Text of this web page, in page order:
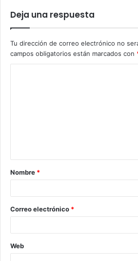
Deja una respuesta
Tu dirección de correo electrónico no
campos obligatorios están marcados con
Nombre *
Correo electrónico *
Web